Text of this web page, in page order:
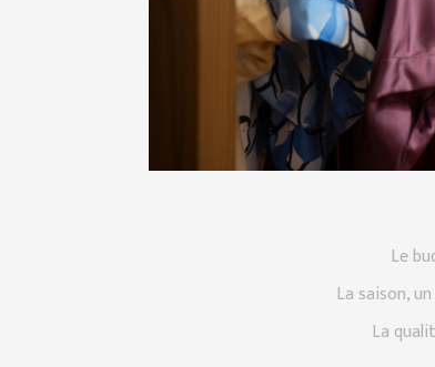
Le
La saison,
La